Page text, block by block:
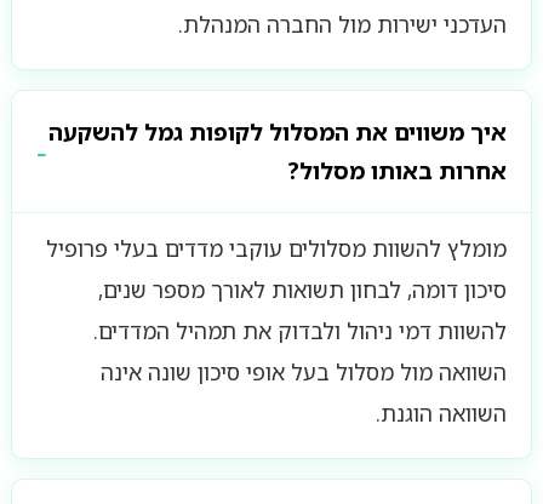
העדכני ישירות מול החברה המנהלת.
איך משווים את המסלול לקופות גמל להשקעה
אחרות באותו מסלול?
מומלץ להשוות מסלולים עוקבי מדדים בעלי פרופיל
סיכון דומה, לבחון תשואות לאורך מספר שנים,
להשוות דמי ניהול ולבדוק את תמהיל המדדים.
השוואה מול מסלול בעל אופי סיכון שונה אינה
השוואה הוגנת.